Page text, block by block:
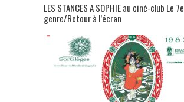
LES STANCES A SOPHIE au ciné-club Le 7e
genre/Retour à l’écran